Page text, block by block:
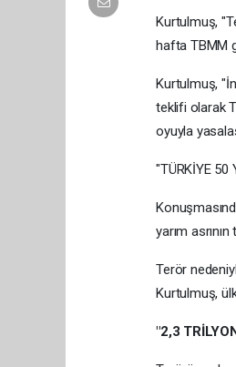
Kurtulmuş,
hafta TBMM
Kurtulmuş,
teklifi olarak
oyuyla
"TÜRKİYE 50
yarım
Terör
Kurtulmuş,
"2,3